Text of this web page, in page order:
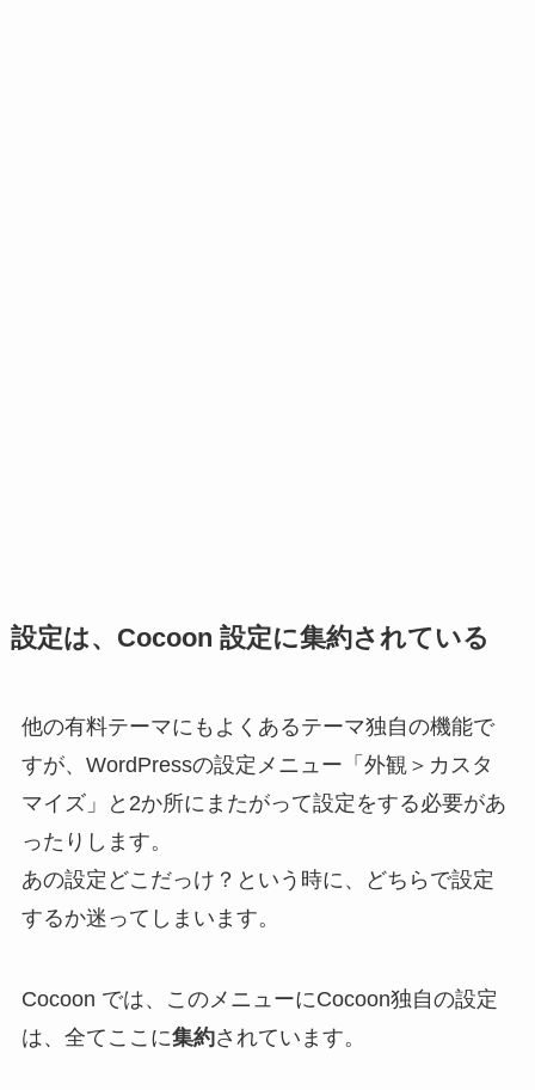
設定は、Cocoon 設定に集約されている
他の有料テーマにもよくあるテーマ独自の機能で
すが、WordPressの設定メニュー「外観＞カスタ
マイズ」と2か所にまたがって設定をする必要があ
ったりします。
あの設定どこだっけ？という時に、どちらで設定
するか迷ってしまいます。
Cocoon では、このメニューにCocoon独自の設定
は、全てここに集約されています。